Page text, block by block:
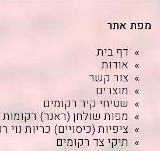
מפת אתר
דף בית
אודות
צור קשר
מוצרים
שטיחי קיר רקומים
מפות שולחן (ראנר) רקומות
ציפיות (כיסויים) כריות נוי
תיקי צד רקומים